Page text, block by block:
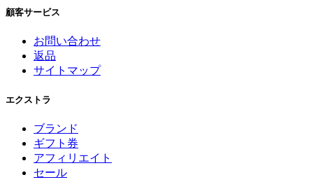
顧客サービス
お問い合わせ
返品
サイトマップ
エクストラ
ブランド
ギフト券
アフィリエイト
セール